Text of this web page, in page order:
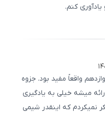
کنم.
واقعاً مفید بود. جزوه‌
میشه خیلی به یادگیری
که اینقدر شیمی